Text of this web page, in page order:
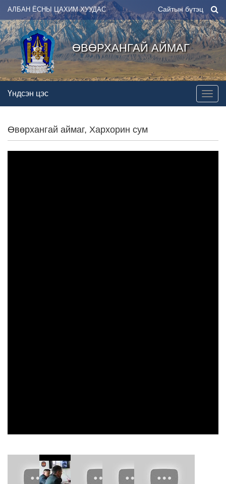
АЛБАН ЁСНЫ ЦАХИМ ХУУДАС Сайтын бүтэц
ӨВӨРХАНГАЙ АЙМАГ
Үндсэн цэс
Өвөрхангай аймаг, Хархорин сум